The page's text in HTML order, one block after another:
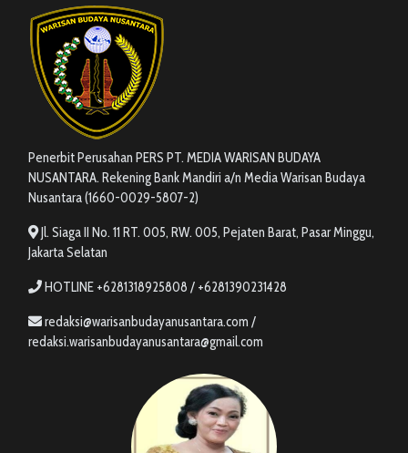
Penerbit Perusahan PERS PT. MEDIA WARISAN BUDAYA
NUSANTARA. Rekening Bank Mandiri a/n Media Warisan Budaya
Nusantara (1660-0029-5807-2)
Jl. Siaga II No. 11 RT. 005, RW. 005, Pejaten Barat, Pasar Minggu,
Jakarta Selatan
HOTLINE +6281318925808 / +6281390231428
redaksi@warisanbudayanusantara.com /
redaksi.warisanbudayanusantara@gmail.com